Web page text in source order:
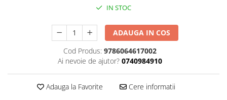
Sociologie si filozofie
IN STOC
ADAUGA IN COS
Cod Produs: 9786064617002
Ai nevoie de ajutor? 0740984910
Adauga la Favorite Cere informatii